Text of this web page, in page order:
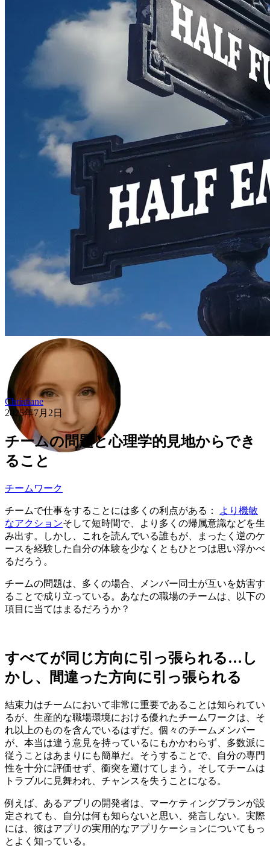
Christiane
2025年7月2日
チームの問題と心理学的見地からでき
ること
チームワーク
チームで仕事をすることには多くの利点がある：
より機敏
なアクションそして短時間で、より多くの帰属意識などを生
み出す。しかし、これを読んでいる誰もが、まったく逆のケ
ースを経験した自分の体験を少なくともひとつは思い浮かべ
るだろう。
チームの問題は、多くの場合、メンバー同士が互いを妨害す
ることで成り立っている。あなたの職場のチームは、以下の
項目に当てはまるだろうか？
すべてが同じ方向に引っ張られる…し
かし、間違った方向に引っ張られる
結束力はチームにおいて非常に重要であることは知られてい
るが、生産的な職場環境における優れたチームワークは、そ
れ以上のものを含んでいるはずだ。個々のチームメンバー
が、本当は違う意見を持っているにもかかわらず、多数派に
従うことはあまりにも簡単だ。そうすることで、自分の専門
性を十分に評価せず、衝突を避けてしまう。そしてチームは
トラブルに見舞われ、チャンスを失うことになる。
例えば、あるアプリの開発者は、マーケティングプランが設
定されても、自分は何も知らないと思い、発言しない。実際
には、彼はアプリの実用的なアプリケーションについてもっ
とよく知っている。